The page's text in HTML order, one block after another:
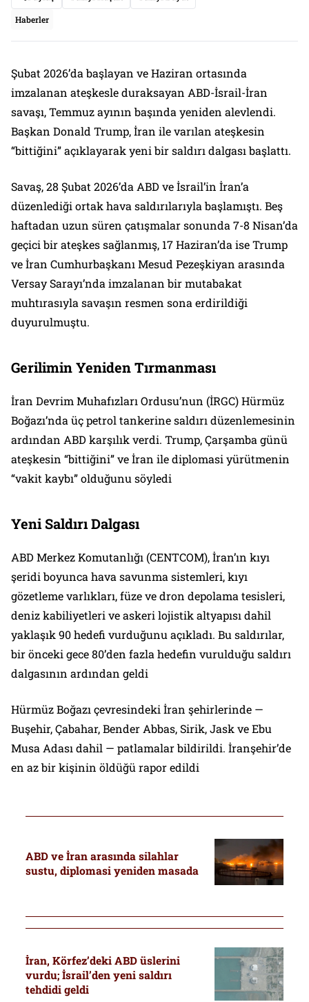
Haberler
Şubat 2026’da başlayan ve Haziran ortasında
imzalanan ateşkesle duraksayan ABD-İsrail-İran
savaşı, Temmuz ayının başında yeniden alevlendi.
Başkan Donald Trump, İran ile varılan ateşkesin
“bittiğini” açıklayarak yeni bir saldırı dalgası başlattı.
Savaş, 28 Şubat 2026’da ABD ve İsrail’in İran’a
düzenlediği ortak hava saldırılarıyla başlamıştı. Beş
haftadan uzun süren çatışmalar sonunda 7-8 Nisan’da
geçici bir ateşkes sağlanmış, 17 Haziran’da ise Trump
ve İran Cumhurbaşkanı Mesud Pezeşkiyan arasında
Versay Sarayı’nda imzalanan bir mutabakat
muhtırasıyla savaşın resmen sona erdirildiği
duyurulmuştu.
Gerilimin Yeniden Tırmanması
İran Devrim Muhafızları Ordusu’nun (İRGC) Hürmüz
Boğazı’nda üç petrol tankerine saldırı düzenlemesinin
ardından ABD karşılık verdi. Trump, Çarşamba günü
ateşkesin “bittiğini” ve İran ile diplomasi yürütmenin
“vakit kaybı” olduğunu söyledi
Yeni Saldırı Dalgası
ABD Merkez Komutanlığı (CENTCOM), İran’ın kıyı
şeridi boyunca hava savunma sistemleri, kıyı
gözetleme varlıkları, füze ve dron depolama tesisleri,
deniz kabiliyetleri ve askeri lojistik altyapısı dahil
yaklaşık 90 hedefi vurduğunu açıkladı. Bu saldırılar,
bir önceki gece 80’den fazla hedefin vurulduğu saldırı
dalgasının ardından geldi
Hürmüz Boğazı çevresindeki İran şehirlerinde —
Buşehir, Çabahar, Bender Abbas, Sirik, Jask ve Ebu
Musa Adası dahil — patlamalar bildirildi. İranşehir’de
en az bir kişinin öldüğü rapor edildi
ABD ve İran arasında silahlar
sustu, diplomasi yeniden masada
İran, Körfez’deki ABD üslerini
vurdu; İsrail’den yeni saldırı
tehdidi geldi